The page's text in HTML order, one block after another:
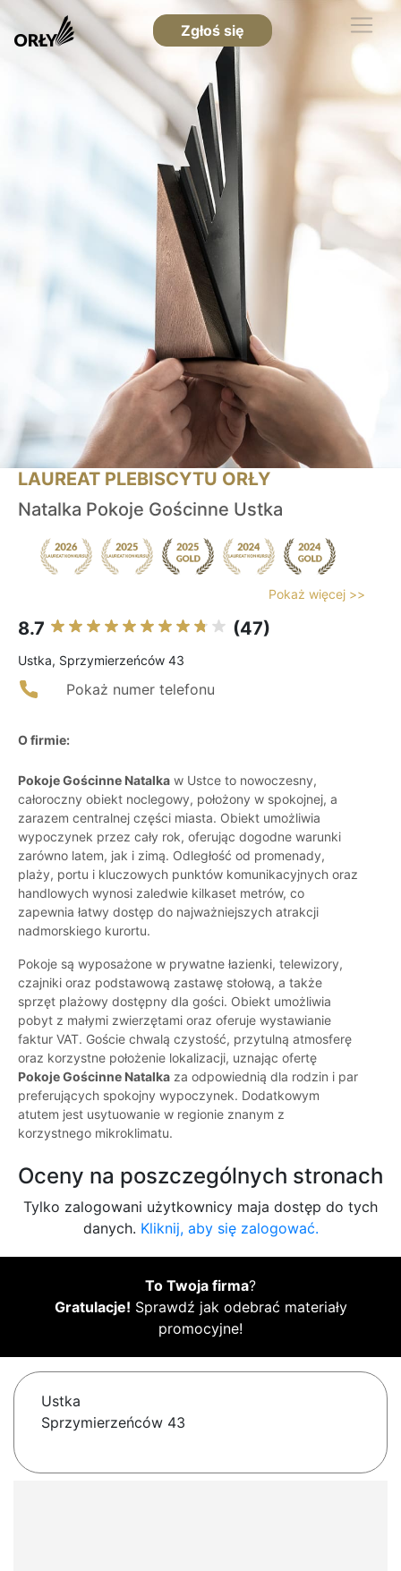
Zgłoś się
LAUREAT PLEBISCYTU ORŁY
Natalka Pokoje Gościnne Ustka
Pokaż więcej >>
8.7 (47)
Ustka, Sprzymierzeńców 43
Pokaż numer telefonu
O firmie:
Pokoje Gościnne Natalka w Ustce to nowoczesny,
całoroczny obiekt noclegowy, położony w spokojnej, a
zarazem centralnej części miasta. Obiekt umożliwia
wypoczynek przez cały rok, oferując dogodne warunki
zarówno latem, jak i zimą. Odległość od promenady,
plaży, portu i kluczowych punktów komunikacyjnych oraz
handlowych wynosi zaledwie kilkaset metrów, co
zapewnia łatwy dostęp do najważniejszych atrakcji
nadmorskiego kurortu.
Pokoje są wyposażone w prywatne łazienki, telewizory,
czajniki oraz podstawową zastawę stołową, a także
sprzęt plażowy dostępny dla gości. Obiekt umożliwia
pobyt z małymi zwierzętami oraz oferuje wystawianie
faktur VAT. Goście chwalą czystość, przytulną atmosferę
oraz korzystne położenie lokalizacji, uznając ofertę
Pokoje Gościnne Natalka za odpowiednią dla rodzin i par
preferujących spokojny wypoczynek. Dodatkowym
atutem jest usytuowanie w regionie znanym z
korzystnego mikroklimatu.
Oceny na poszczególnych stronach
Tylko zalogowani użytkownicy maja dostęp do tych
danych. Kliknij, aby się zalogować.
To Twoja firma?
Gratulacje! Sprawdź jak odebrać materiały
promocyjne!
Ustka
Sprzymierzeńców 43